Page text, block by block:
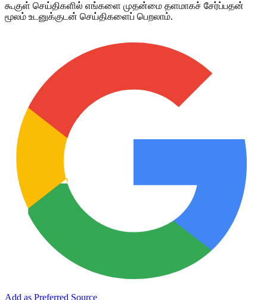
கூகுள் செய்திகளில் எங்களை முதன்மை தளமாகச் சேர்ப்பதன்
மூலம் உடனுக்குடன் செய்திகளைப் பெறலாம்.
Add as Preferred Source